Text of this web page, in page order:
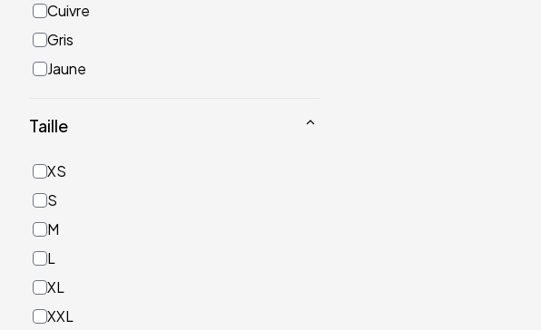
Cuivre
Gris
Jaune
Or
Taille
XS
S
M
L
XL
XXL